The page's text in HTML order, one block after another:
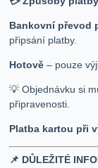
Bankovní převod
připsání platby.
Hotově – pouze
💡 Objednávku si
připravenosti.
Platba kartou při
📌 DŮLEŽITÉ